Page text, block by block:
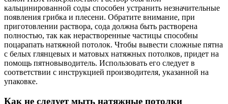
кальцинированной соды способен устранить незначительные
появления грибка и плесени. Обратите внимание, при
приготовлении раствора, сода должна быть растворена
полностью, так как нерастворенные частицы способны
поцарапать натяжной потолок. Чтобы вывести сложные пятна
с белых глянцевых и матовых натяжных потолков, придет на
помощь пятновыводитель. Использовать его следует в
соответствии с инструкцией производителя, указанной на
упаковке.
Как не следует мыть натяжные потолки